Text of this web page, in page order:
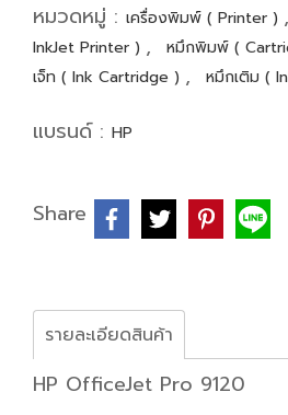
หมวดหมู่ : เครื่องพิมพ์ ( Printer ) ,
InkJet Printer ) , หมึกพิมพ์ (
เจ็ท ( Ink Cartridge ) , หมึกเติม (
แบรนด์ : HP
Share
รายละเอียดสินค้า
HP OfficeJet Pro 9120